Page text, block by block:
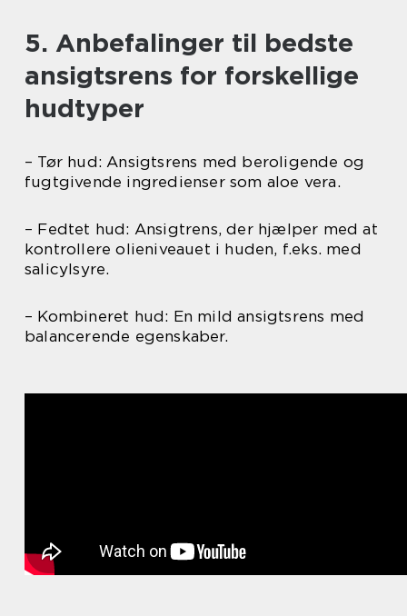
5. Anbefalinger til bedste
ansigtsrens for forskellige
hudtyper
– Tør hud: Ansigtsrens med beroligende og
fugtgivende ingredienser som aloe vera.
– Fedtet hud: Ansigtrens, der hjælper med at
kontrollere olieniveauet i huden, f.eks. med
salicylsyre.
– Kombineret hud: En mild ansigtsrens med
balancerende egenskaber.